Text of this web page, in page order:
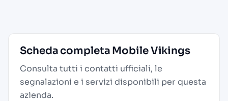
Scheda completa Mobile Vikings
Consulta tutti i contatti ufficiali, le
segnalazioni e i servizi disponibili per questa
azienda.